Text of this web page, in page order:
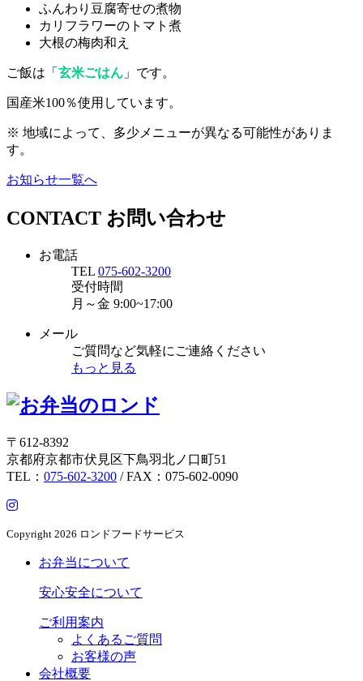
ふんわり豆腐寄せの煮物
カリフラワーのトマト煮
大根の梅肉和え
ご飯は「 玄米ごはん 」です。
国産米100％使用しています。
※ 地域によって、多少メニューが異なる可能性がありま
す。
お知らせ一覧へ
CONTACT お問い合わせ
お電話
TEL 075-602-3200
受付時間
月～金 9:00~17:00
メール
ご質問など気軽にご連絡ください
もっと見る
〒612-8392
京都府京都市伏見区下鳥羽北ノ口町51
TEL： 075-602-3200 / FAX：075-602-0090
Copyright 2026 ロンドフードサービス
お弁当について
安心安全について
ご利用案内
よくあるご質問
お客様の声
会社概要